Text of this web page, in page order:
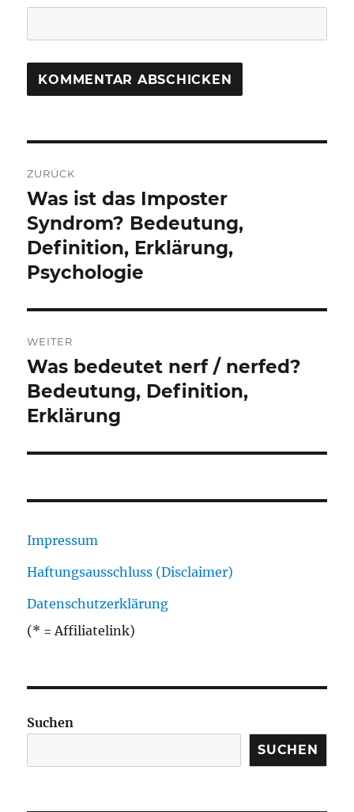
ZURÜCK
Vorheriger
Beitrag:
Was ist das Imposter
Syndrom? Bedeutung,
Definition, Erklärung,
Psychologie
WEITER
Nächster
Beitrag:
Was bedeutet nerf / nerfed?
Bedeutung, Definition,
Erklärung
Impressum
Haftungsausschluss (Disclaimer)
Datenschutzerklärung
(* = Affiliatelink)
Suchen
SUCHEN